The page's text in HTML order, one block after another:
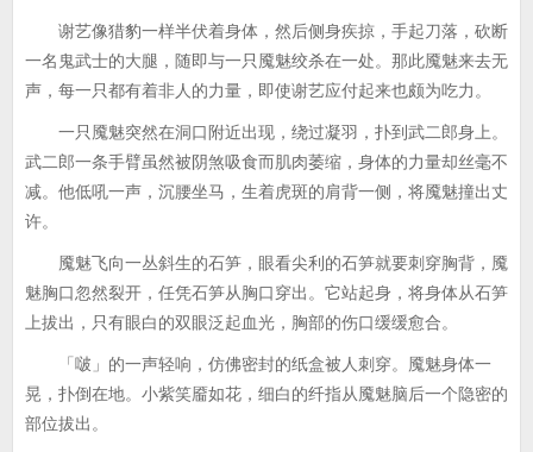
谢艺像猎豹一样半伏着身体，然后侧身疾掠，手起刀落，砍断
一名鬼武士的大腿，随即与一只魇魅绞杀在一处。那此魇魅来去无
声，每一只都有着非人的力量，即使谢艺应付起来也颇为吃力。
一只魇魅突然在洞口附近出现，绕过凝羽，扑到武二郎身上。
武二郎一条手臂虽然被阴煞吸食而肌肉萎缩，身体的力量却丝毫不
减。他低吼一声，沉腰坐马，生着虎斑的肩背一侧，将魇魅撞出丈
许。
魇魅飞向一丛斜生的石笋，眼看尖利的石笋就要刺穿胸背，魇
魅胸口忽然裂开，任凭石笋从胸口穿出。它站起身，将身体从石笋
上拔出，只有眼白的双眼泛起血光，胸部的伤口缓缓愈合。
「啵」的一声轻响，仿佛密封的纸盒被人刺穿。魇魅身体一
晃，扑倒在地。小紫笑靥如花，细白的纤指从魇魅脑后一个隐密的
部位拔出。